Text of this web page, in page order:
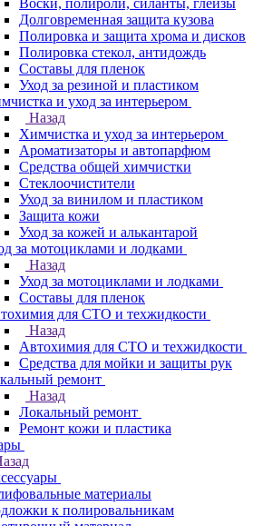
Воски, полироли, силанты, глейзы
Долговременная защита кузова
Полировка и защита хрома и дисков
Полировка стекол, антидождь
Составы для пленок
Уход за резиной и пластиком
и уход за интерьером
Назад
Химчистка и уход за интерьером
Ароматизаторы и автопарфюм
Средства общей химчистки
Стеклоочистители
Уход за винилом и пластиком
Защита кожи
Уход за кожей и алькантарой
за мотоциклами и лодками
Назад
Уход за мотоциклами и лодками
Составы для пленок
для СТО и техжидкости
Назад
Автохимия для СТО и техжидкости
Средства для мойки и защиты рук
ремонт
Назад
Локальный ремонт
Ремонт кожи и пластика
материалы
к полировальникам